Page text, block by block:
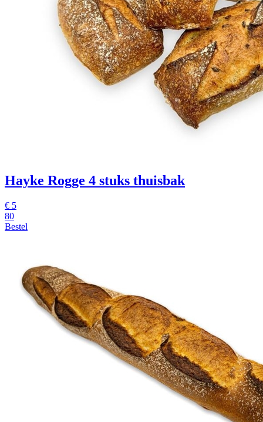
Hayke Rogge 4 stuks thuisbak
€ 5
80
Bestel